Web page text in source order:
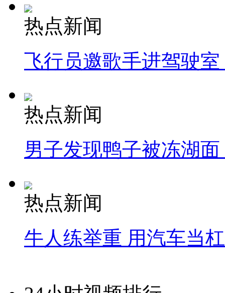
热点新闻
飞行员邀歌手进驾驶
热点新闻
男子发现鸭子被冻湖
热点新闻
牛人练举重 用汽车当